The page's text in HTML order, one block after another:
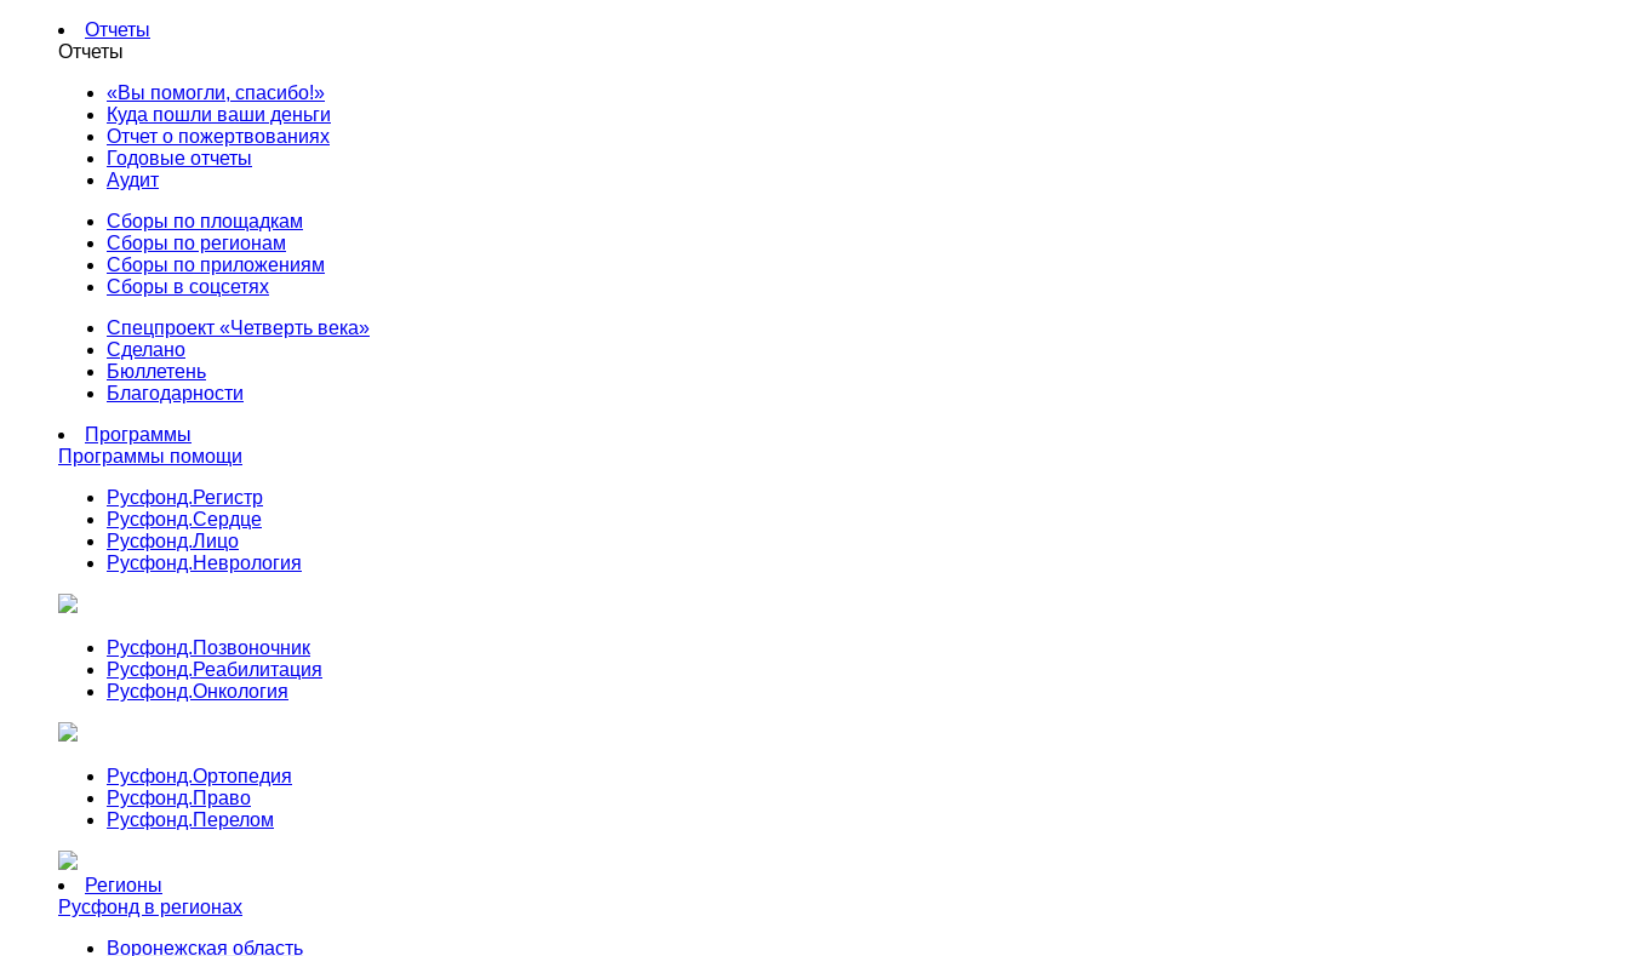
Отчеты
Отчеты
«Вы помогли, спасибо!»
Куда пошли ваши деньги
Отчет о пожертвованиях
Годовые отчеты
Аудит
Сборы по площадкам
Сборы по регионам
Сборы по приложениям
Сборы в соцсетях
Спецпроект «Четверть века»
Сделано
Бюллетень
Благодарности
Программы
Программы помощи
Русфонд.Регистр
Русфонд.Сердце
Русфонд.Лицо
Русфонд.Неврология
Русфонд.Позвоночник
Русфонд.Реабилитация
Русфонд.Онкология
Русфонд.Ортопедия
Русфонд.Право
Русфонд.Перелом
Регионы
Русфонд в регионах
Воронежская область